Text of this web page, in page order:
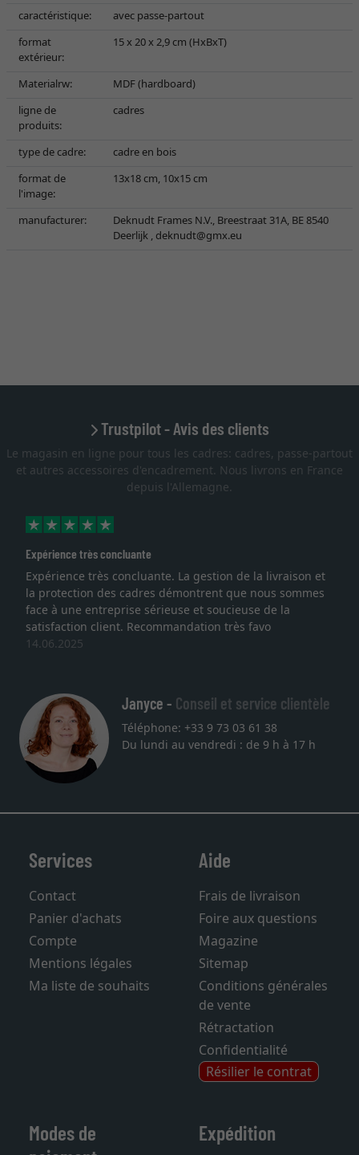
caractéristique:
avec passe-partout
format
extérieur:
15 x 20 x 2,9 cm (HxBxT)
Materialrw:
MDF (hardboard)
ligne de
produits:
cadres
type de cadre:
cadre en bois
format de
l'image:
13x18 cm, 10x15 cm
manufacturer:
Deknudt Frames N.V., Breestraat 31A, BE 8540
Deerlijk , deknudt@gmx.eu
Trustpilot - Avis des clients
Le magasin en ligne pour tous les cadres: cadres, passe-partout
et autres accessoires d'encadrement. Nous livrons en France
depuis l'Allemagne.
Expérience très concluante
Expérience très concluante. La gestion de la livraison et
la protection des cadres démontrent que nous sommes
face à une entreprise sérieuse et soucieuse de la
satisfaction client. Recommandation très favo
14.06.2025
Janyce - Conseil et service clientèle
Téléphone: +33 9 73 03 61 38
Du lundi au vendredi : de 9 h à 17 h
Services
Contact
Panier d'achats
Compte
Mentions légales
Ma liste de souhaits
Aide
Frais de livraison
Foire aux questions
Magazine
Sitemap
Conditions générales
de vente
Rétractation
Confidentialité
Résilier le contrat
Modes de
Expédition